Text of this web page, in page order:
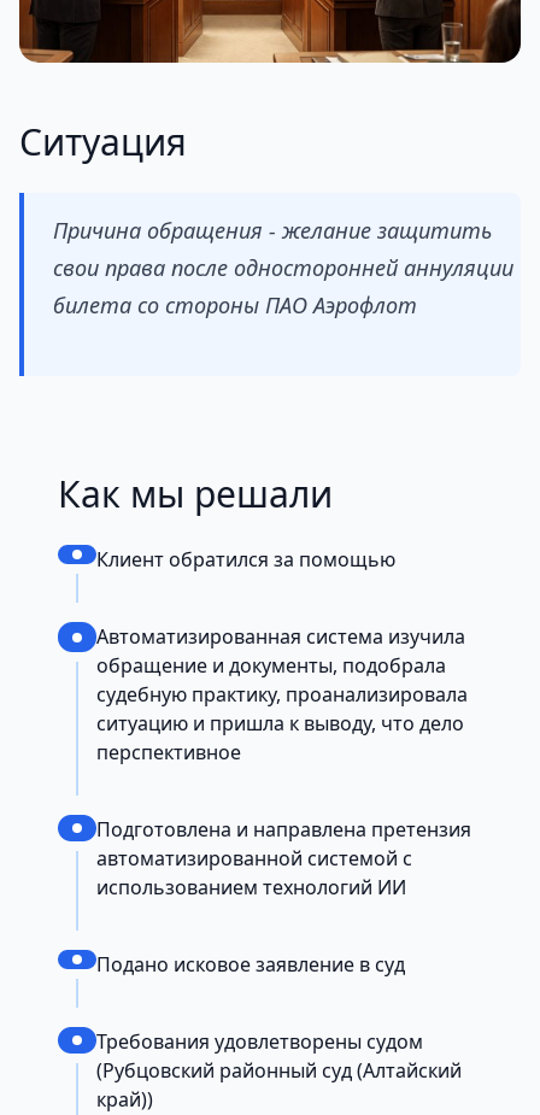
Ситуация
Причина обращения - желание защитить
свои права после односторонней аннуляции
билета со стороны ПАО Аэрофлот
Как мы решали
Клиент обратился за помощью
Автоматизированная система изучила
обращение и документы, подобрала
судебную практику, проанализировала
ситуацию и пришла к выводу, что дело
перспективное
Подготовлена и направлена претензия
автоматизированной системой с
использованием технологий ИИ
Подано исковое заявление в суд
Требования удовлетворены судом
(Рубцовский районный суд (Алтайский
край))